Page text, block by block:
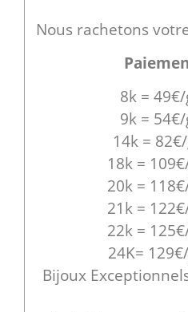
Nous rachetons
8k =
9k =
14k =
18k =
20k =
21k =
22k =
24K=
Bijoux